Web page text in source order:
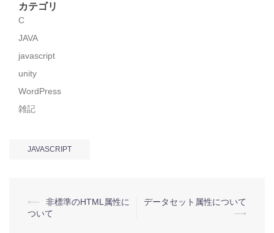
カテゴリ
C
JAVA
javascript
unity
WordPress
雑記
JAVASCRIPT
投
稿
⟵
非標準のHTML属性に
ついて
データセット属性について
⟶